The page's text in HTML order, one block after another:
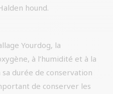
hound.
Yourdog, la
à l’humidité et à la
durée de conservation
de conserver les